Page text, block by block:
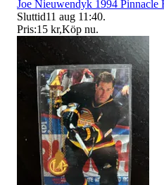
Joe Nieuwendyk 1994 Pinnacle
Sluttid11 aug 11:40.
Pris:15 kr,Köp nu.